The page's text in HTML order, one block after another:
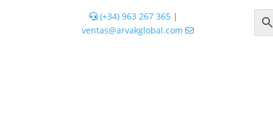
(+34) 963 267 365 |
ventas@arvakglobal.com